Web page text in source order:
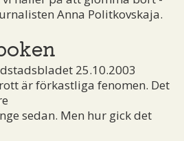
Anna Politkovskaja.
25.10.2003
är förkastliga fenomen. Det
sedan. Men hur gick det